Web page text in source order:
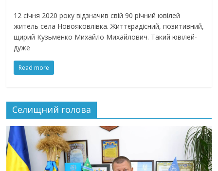
12 січня 2020 року відзначив свій 90 річний ювілей
житель села Новояковлівка. Життєрадісний, позитивний,
щирий Кузьменко Михайло Михайлович. Такий ювілей-
дуже
Read more
Селищний голова